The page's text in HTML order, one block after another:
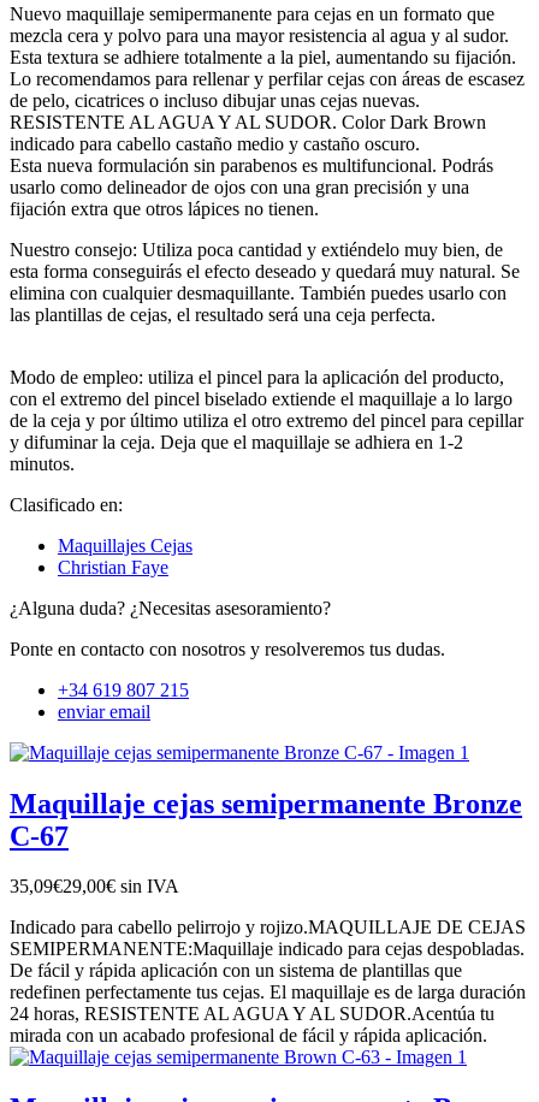
Nuevo maquillaje semipermanente para cejas en un formato que
mezcla cera y polvo para una mayor resistencia al agua y al sudor.
Esta textura se adhiere totalmente a la piel, aumentando su fijación.
Lo recomendamos para rellenar y perfilar cejas con áreas de escasez
de pelo, cicatrices o incluso dibujar unas cejas nuevas.
RESISTENTE AL AGUA Y AL SUDOR. Color Dark Brown
indicado para cabello castaño medio y castaño oscuro.
Esta nueva formulación sin parabenos es multifuncional. Podrás
usarlo como delineador de ojos con una gran precisión y una
fijación extra que otros lápices no tienen.
Nuestro consejo: Utiliza poca cantidad y extiéndelo muy bien, de
esta forma conseguirás el efecto deseado y quedará muy natural. Se
elimina con cualquier desmaquillante. También puedes usarlo con
las plantillas de cejas, el resultado será una ceja perfecta.
Modo de empleo: utiliza el pincel para la aplicación del producto,
con el extremo del pincel biselado extiende el maquillaje a lo largo
de la ceja y por último utiliza el otro extremo del pincel para cepillar
y difuminar la ceja. Deja que el maquillaje se adhiera en 1-2
minutos.
Clasificado en:
Maquillajes Cejas
Christian Faye
¿Alguna duda? ¿Necesitas asesoramiento?
Ponte en contacto con nosotros y resolveremos tus dudas.
+34 619 807 215
enviar email
Maquillaje cejas semipermanente Bronze
C-67
35,09€29,00€ sin IVA
Indicado para cabello pelirrojo y rojizo.MAQUILLAJE DE CEJAS
SEMIPERMANENTE:Maquillaje indicado para cejas despobladas.
De fácil y rápida aplicación con un sistema de plantillas que
redefinen perfectamente tus cejas. El maquillaje es de larga duración
24 horas, RESISTENTE AL AGUA Y AL SUDOR.Acentúa tu
mirada con un acabado profesional de fácil y rápida aplicación.